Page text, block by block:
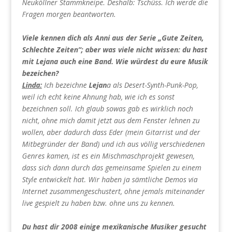
Neuköllner Stammkneipe. Deshalb: Tschüss. Ich werde die
Fragen morgen beantworten.
Viele kennen dich als Anni aus der Serie „Gute Zeiten,
Schlechte Zeiten“; aber was viele nicht wissen: du hast
mit Lejana auch eine Band. Wie würdest du eure Musik
bezeichen?
Linda:Ich bezeichne Lejana als Desert-Synth-Punk-Pop,
weil ich echt keine Ahnung hab, wie ich es sonst
bezeichnen soll. Ich glaub sowas gab es wirklich noch
nicht, ohne mich damit jetzt aus dem Fenster lehnen zu
wollen, aber dadurch dass Eder (mein Gitarrist und der
Mitbegründer der Band) und ich aus völlig verschiedenen
Genres kamen, ist es ein Mischmaschprojekt gewesen,
dass sich dann durch das gemeinsame Spielen zu einem
Style entwickelt hat. Wir haben ja sämtliche Demos via
Internet zusammengeschustert, ohne jemals miteinander
live gespielt zu haben bzw. ohne uns zu kennen.
Du hast dir 2008 einige mexikanische Musiker gesucht